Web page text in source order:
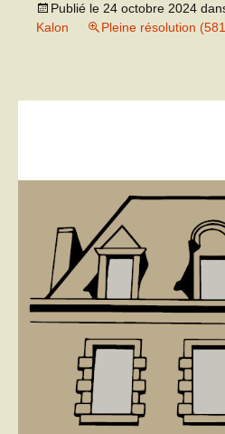
Publié le 24 octobre 2024
Kalon
Pleine résolution